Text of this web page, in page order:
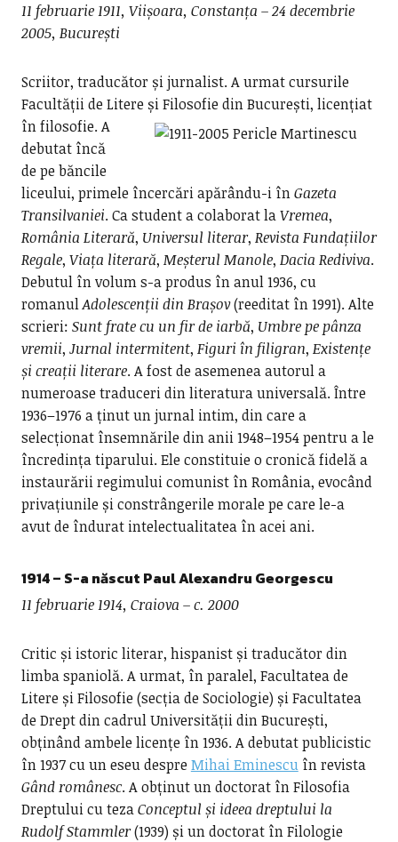
11 februarie 1911, Viișoara, Constanța – 24 decembrie
2005, București
Scriitor, traducător și jurnalist. A urmat cursurile
Facultății de Litere și Filosofie din București, licențiat
în filosofie.A
debutat încă
de pe băncile
liceului, primele încercări apărându-i înGazeta
Transilvaniei. Ca student a colaborat laVremea,
România Literară, Universul literar, Revista Fundațiilor
Regale, Viața literară, Meșterul Manole, Dacia Rediviva.
Debutul în volum s-a produs în anul 1936, cu
romanulAdolescenții din Brașov(reeditat în 1991). Alte
scrieri: Sunt frate cu un fir de iarbă, Umbre pe pânza
vremii, Jurnal intermitent, Figuri în filigran, Existențe
și creații literare. A fost de asemenea autorul a
numeroase traduceri din literatura universală. Între
1936–1976 a ținut un jurnal intim, din care a
selecționat însemnările din anii 1948–1954 pentru a le
încredința tiparului. Ele constituie o cronică fidelă a
instaurării regimului comunist în România, evocând
privațiunile și constrângerile morale pe care le-a
avut de îndurat intelectualitatea în acei ani.
1914 – S-a născut Paul Alexandru Georgescu
11 februarie 1914, Craiova – c. 2000
Critic și istoric literar, hispanist și traducător din
limba spaniolă. A urmat, în paralel, Facultatea de
Litere și Filosofie (secția de Sociologie) și Facultatea
de Drept din cadrul Universității din București,
obținând ambele licențe în 1936. A debutat publicistic
în 1937 cu un eseu despreMihai Eminescuîn revista
Gând românesc. A obținut un doctorat în Filosofia
Dreptului cu tezaConceptul și ideea dreptului la
Rudolf Stammler(1939) și un doctorat în Filologie